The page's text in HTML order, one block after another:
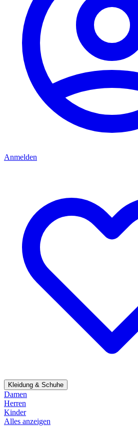
Anmelden
Kleidung & Schuhe
Damen
Herren
Kinder
Alles anzeigen